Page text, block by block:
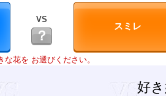
VS
？
な花を お選びください。
好